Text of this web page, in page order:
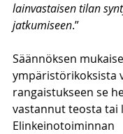
lainvastaisen tilan
jatkumiseen.”
Säännöksen
ympäristörikoksista
rangaistukseen se
vastannut teosta tai
Elinkeinotoiminnan